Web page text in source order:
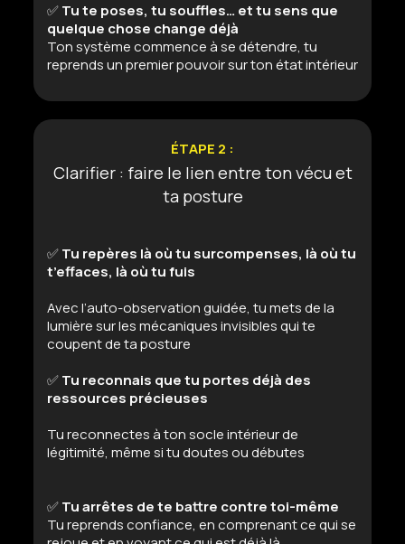
✅Tu te poses, tu souffles… et tu sens que
quelque chose change déjà
Ton système commence à se détendre, tu
reprends un premier pouvoir sur ton état intérieur
ÉTAPE 2 :
Clarifier : faire le lien entre ton vécu et
ta posture
✅Tu repères là où tu surcompenses, là où tu
t’effaces, là où tu fuis
Avec l’auto-observation guidée, tu mets de la
lumière sur les mécaniques invisibles qui te
coupent de ta posture
✅Tu reconnais que tu portes déjà des
ressources précieuses
Tu reconnectes à ton socle intérieur de
légitimité, même si tu doutes ou débutes
✅Tu arrêtes de te battre contre toi-même
Tu reprends confiance, en comprenant ce qui se